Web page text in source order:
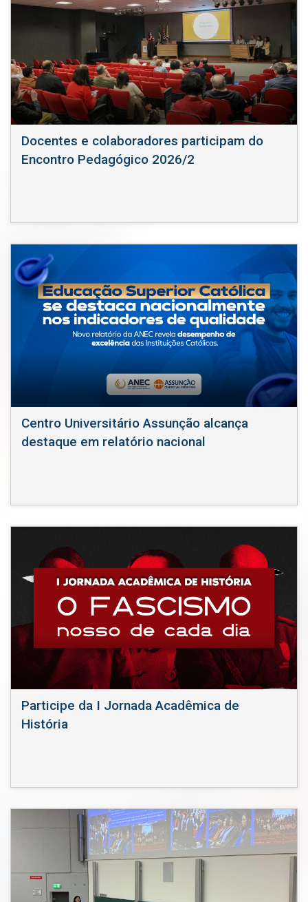
Docentes e colaboradores participam do
Encontro Pedagógico 2026/2
Centro Universitário Assunção alcança
destaque em relatório nacional
Participe da I Jornada Acadêmica de
História